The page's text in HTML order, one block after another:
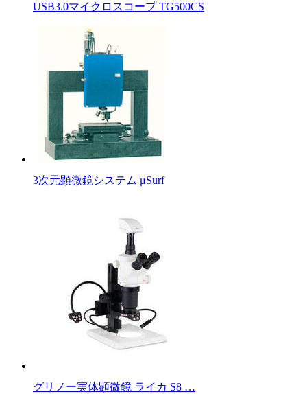
USB3.0マイクロスコープ TG500CS
3次元顕微鏡システム μSurf
グリノー実体顕微鏡 ライカ S8 …